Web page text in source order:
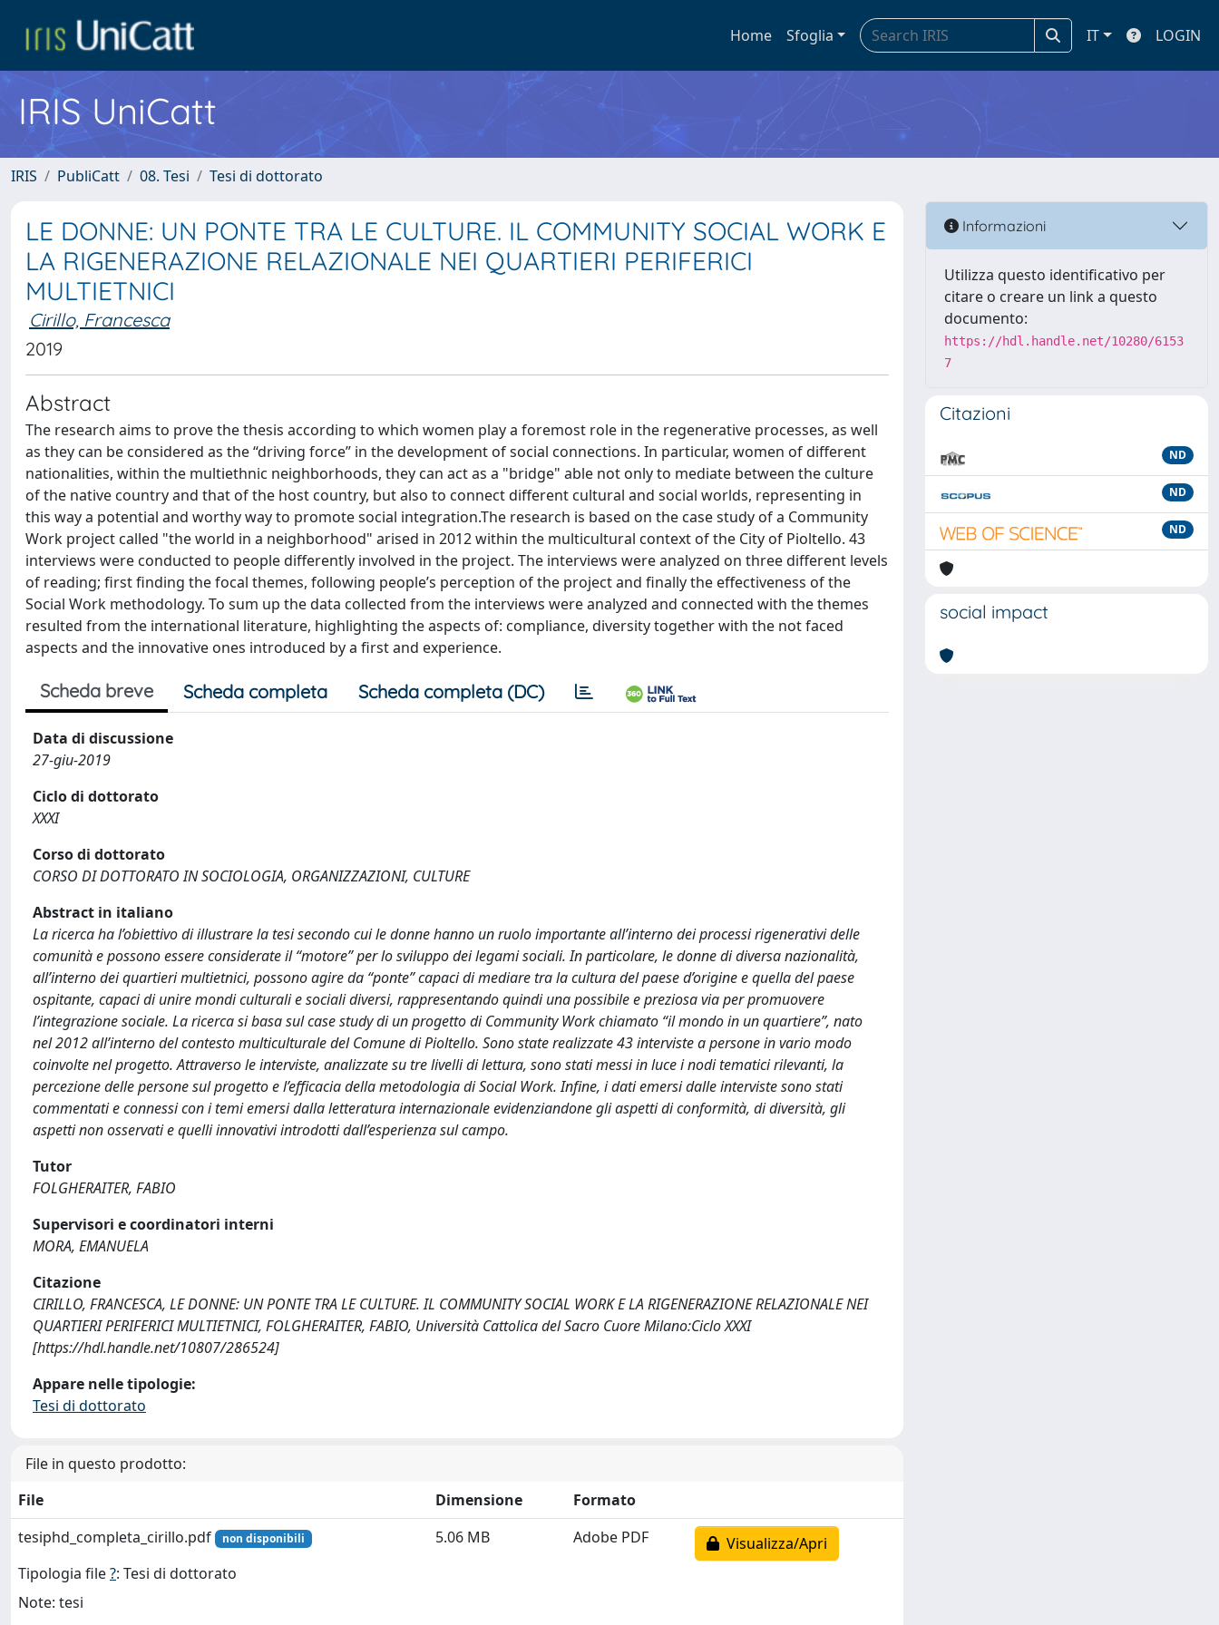
Home Sfoglia IT LOGIN
IRIS UniCatt
IRIS PubliCatt 08. Tesi Tesi di dottorato
LE DONNE: UN PONTE TRA LE CULTURE. IL COMMUNITY SOCIAL WORK E
LA RIGENERAZIONE RELAZIONALE NEI QUARTIERI PERIFERICI
MULTIETNICI
Cirillo, Francesca
2019
Abstract
The research aims to prove the thesis according to which women play a foremost role in the regenerative processes, as well
as they can be considered as the “driving force” in the development of social connections. In particular, women of different
nationalities, within the multiethnic neighborhoods, they can act as a "bridge" able not only to mediate between the culture
of the native country and that of the host country, but also to connect different cultural and social worlds, representing in
this way a potential and worthy way to promote social integration.The research is based on the case study of a Community
Work project called "the world in a neighborhood" arised in 2012 within the multicultural context of the City of Pioltello. 43
interviews were conducted to people differently involved in the project. The interviews were analyzed on three different levels
of reading; first finding the focal themes, following people’s perception of the project and finally the effectiveness of the
Social Work methodology. To sum up the data collected from the interviews were analyzed and connected with the themes
resulted from the international literature, highlighting the aspects of: compliance, diversity together with the not faced
aspects and the innovative ones introduced by a first and experience.
Scheda breve Scheda completa Scheda completa (DC)
Data di discussione
27-giu-2019
Ciclo di dottorato
XXXI
Corso di dottorato
CORSO DI DOTTORATO IN SOCIOLOGIA, ORGANIZZAZIONI, CULTURE
Abstract in italiano
La ricerca ha l’obiettivo di illustrare la tesi secondo cui le donne hanno un ruolo importante all’interno dei processi rigenerativi delle
comunità e possono essere considerate il “motore” per lo sviluppo dei legami sociali. In particolare, le donne di diversa nazionalità,
all’interno dei quartieri multietnici, possono agire da “ponte” capaci di mediare tra la cultura del paese d’origine e quella del paese
ospitante, capaci di unire mondi culturali e sociali diversi, rappresentando quindi una possibile e preziosa via per promuovere
l’integrazione sociale. La ricerca si basa sul case study di un progetto di Community Work chiamato “il mondo in un quartiere”, nato
nel 2012 all’interno del contesto multiculturale del Comune di Pioltello. Sono state realizzate 43 interviste a persone in vario modo
coinvolte nel progetto. Attraverso le interviste, analizzate su tre livelli di lettura, sono stati messi in luce i nodi tematici rilevanti, la
percezione delle persone sul progetto e l’efficacia della metodologia di Social Work. Infine, i dati emersi dalle interviste sono stati
commentati e connessi con i temi emersi dalla letteratura internazionale evidenziandone gli aspetti di conformità, di diversità, gli
aspetti non osservati e quelli innovativi introdotti dall’esperienza sul campo.
Tutor
FOLGHERAITER, FABIO
Supervisori e coordinatori interni
MORA, EMANUELA
Citazione
CIRILLO, FRANCESCA, LE DONNE: UN PONTE TRA LE CULTURE. IL COMMUNITY SOCIAL WORK E LA RIGENERAZIONE RELAZIONALE NEI
QUARTIERI PERIFERICI MULTIETNICI, FOLGHERAITER, FABIO, Università Cattolica del Sacro Cuore Milano:Ciclo XXXI
[https://hdl.handle.net/10807/286524]
Appare nelle tipologie:
Tesi di dottorato
File in questo prodotto:
File
Dimensione
Formato
tesiphd_completa_cirillo.pdf
non disponibili
Tipologia file?: Tesi di dottorato
Note: tesi
5.06 MB Adobe PDF Visualizza/Apri
Informazioni
Utilizza questo identificativo per
citare o creare un link a questo
documento:
https://hdl.handle.net/10280/6153
7
Citazioni
ND
ND
ND
social impact